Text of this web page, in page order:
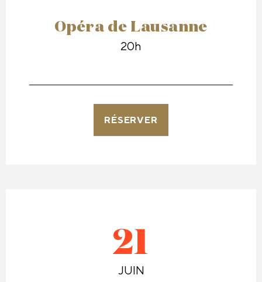
Opéra de Lausanne
20h
RÉSERVER
21
JUIN